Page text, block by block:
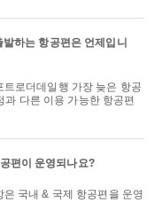
하는 항공편은 언제입니
다른 이용 가능한 항공편
편이 운영되나요?